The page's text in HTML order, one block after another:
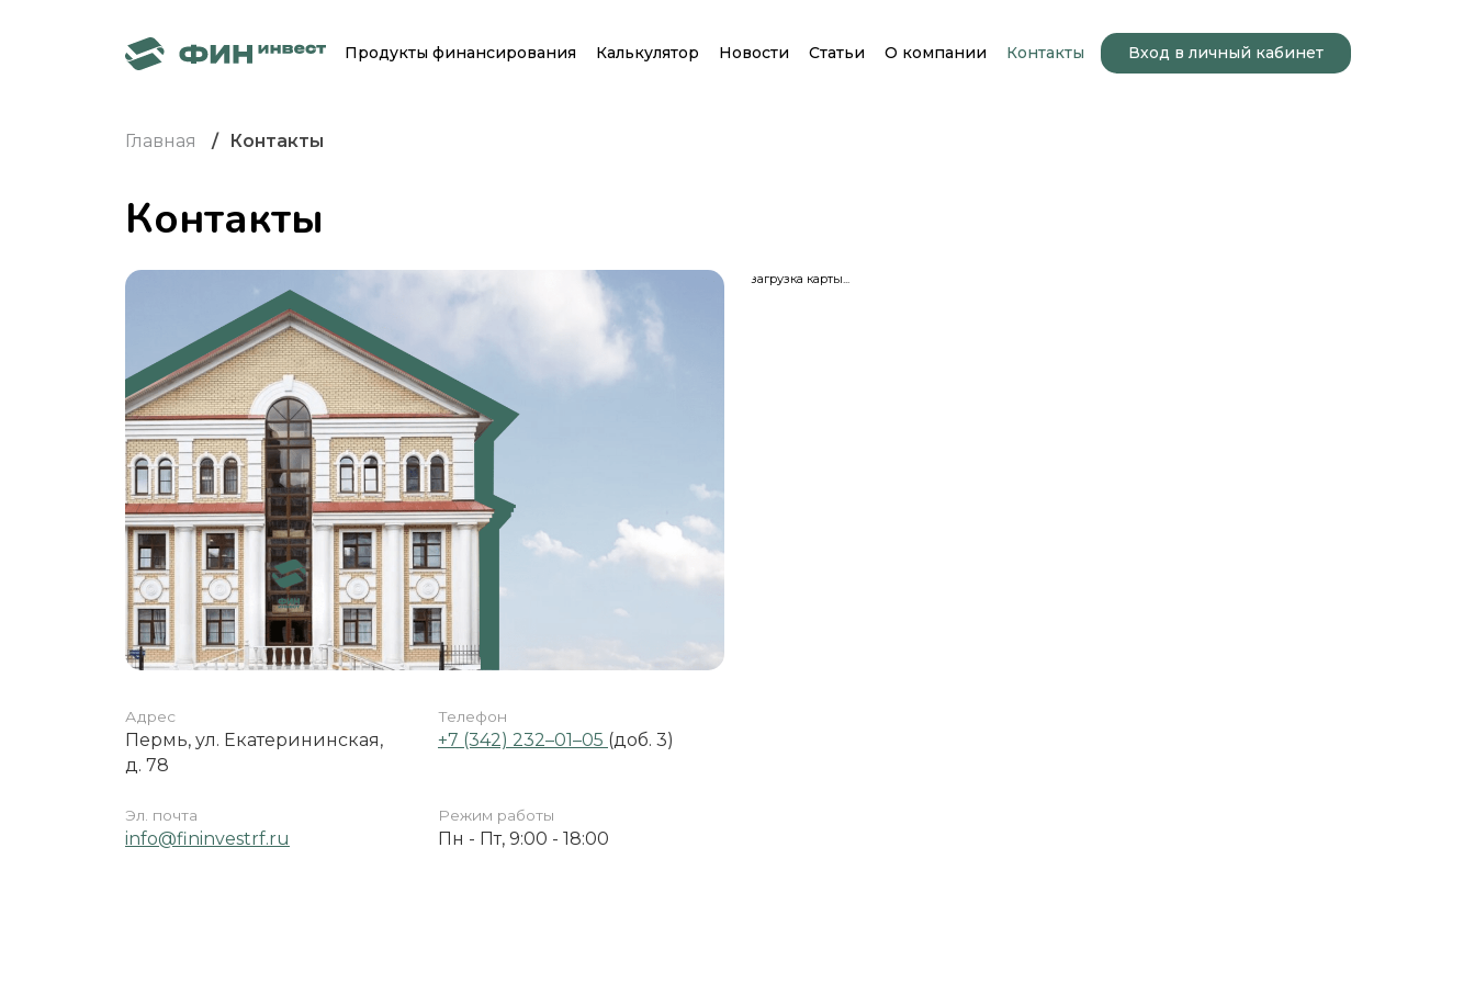
Продукты финансирования Калькулятор Новости Статьи О компании Контакты Вход в личный кабинет
Главная Контакты
Контакты
Адрес
Пермь, ул. Екатерининская,
д. 78
Телефон
+7 (342) 232–01–05 (доб. 3)
Эл. почта
info@fininvestrf.ru
Режим работы
Пн - Пт, 9:00 - 18:00
загрузка карты...